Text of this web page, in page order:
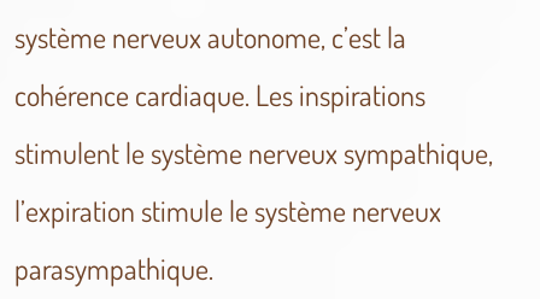
système nerveux autonome, c’est la
cohérence cardiaque. Les inspirations
stimulent le système nerveux sympathique,
l’expiration stimule le système nerveux
parasympathique.